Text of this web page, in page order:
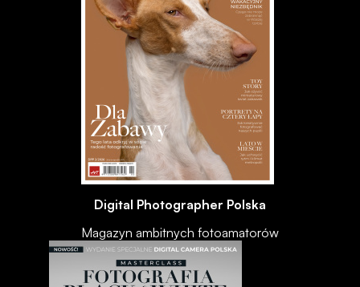
Digital Photographer Polska
Magazyn ambitnych fotoamatorów